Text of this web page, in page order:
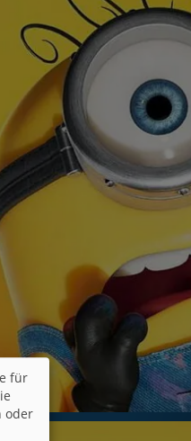
für
oder